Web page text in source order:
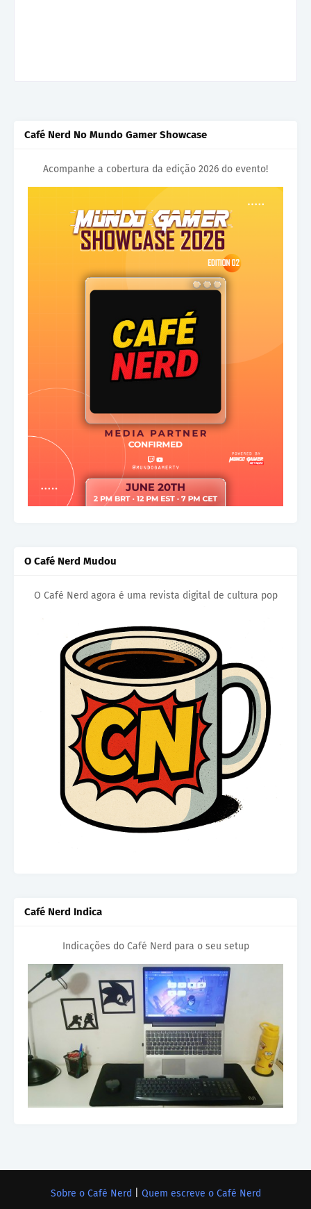
Café Nerd No Mundo Gamer Showcase
Acompanhe a cobertura da edição 2026 do evento!
O Café Nerd Mudou
O Café Nerd agora é uma revista digital de cultura pop
Café Nerd Indica
Indicações do Café Nerd para o seu setup
Sobre o Café Nerd Quem escreve o Café Nerd